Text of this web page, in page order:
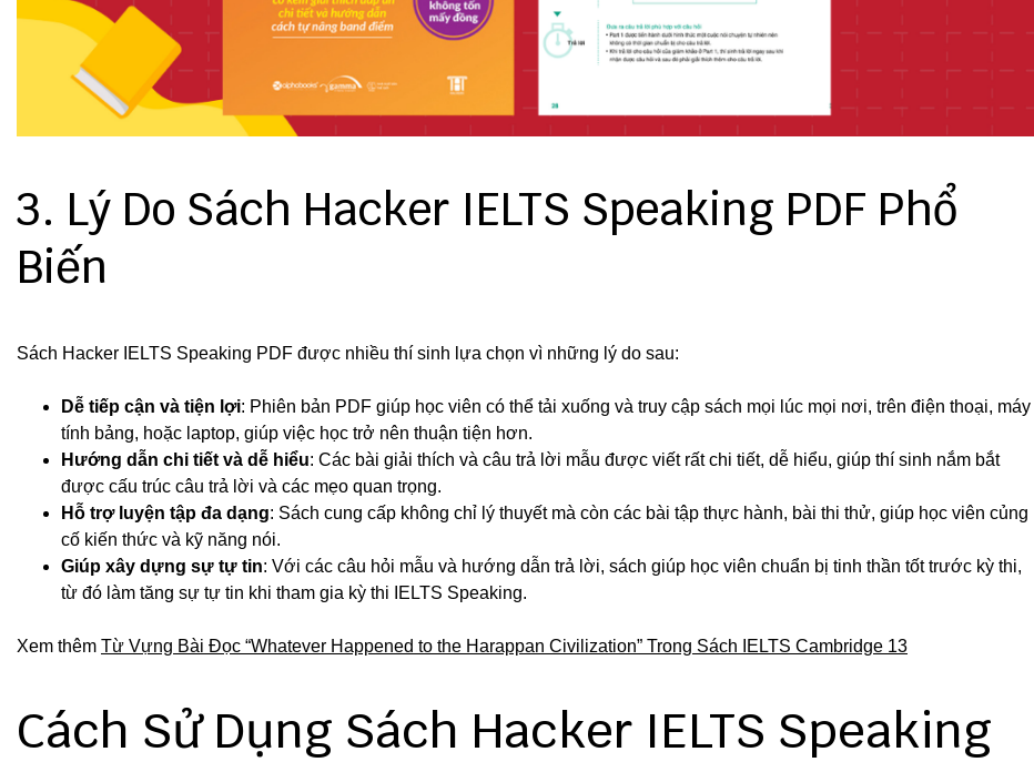
3. Lý Do Sách Hacker IELTS Speaking PDF Phổ
Biến
Sách Hacker IELTS Speaking PDF được nhiều thí sinh lựa chọn vì những lý do sau:
Dễ tiếp cận và tiện lợi: Phiên bản PDF giúp học viên có thể tải xuống và truy cập sách mọi lúc mọi nơi, trên điện thoại, máy
tính bảng, hoặc laptop, giúp việc học trở nên thuận tiện hơn.
Hướng dẫn chi tiết và dễ hiểu: Các bài giải thích và câu trả lời mẫu được viết rất chi tiết, dễ hiểu, giúp thí sinh nắm bắt
được cấu trúc câu trả lời và các mẹo quan trọng.
Hỗ trợ luyện tập đa dạng: Sách cung cấp không chỉ lý thuyết mà còn các bài tập thực hành, bài thi thử, giúp học viên củng
cố kiến thức và kỹ năng nói.
Giúp xây dựng sự tự tin: Với các câu hỏi mẫu và hướng dẫn trả lời, sách giúp học viên chuẩn bị tinh thần tốt trước kỳ thi,
từ đó làm tăng sự tự tin khi tham gia kỳ thi IELTS Speaking.
Xem thêm Từ Vựng Bài Đọc “Whatever Happened to the Harappan Civilization” Trong Sách IELTS Cambridge 13
Cách Sử Dụng Sách Hacker IELTS Speaking